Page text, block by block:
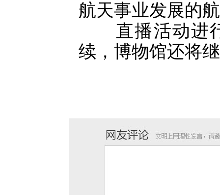
航天事业发展的
直播活动进行
续，博物馆还将